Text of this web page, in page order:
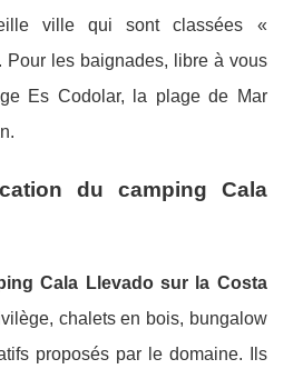
ville qui sont classées «
Pour les baignades, libre à vous
Es Codolar, la plage de Mar
du camping Cala
Cala Llevado sur la Costa
chalets en bois, bungalow
proposés par le domaine. Ils